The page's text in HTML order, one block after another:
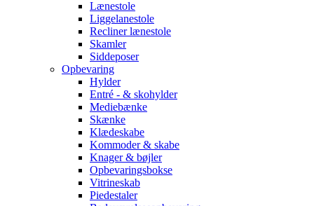
Lænestole
Liggelanestole
Recliner lænestole
Skamler
Siddeposer
Opbevaring
Hylder
Entré - & skohylder
Mediebænke
Skænke
Klædeskabe
Kommoder & skabe
Knager & bøjler
Opbevaringsbokse
Vitrineskab
Piedestaler